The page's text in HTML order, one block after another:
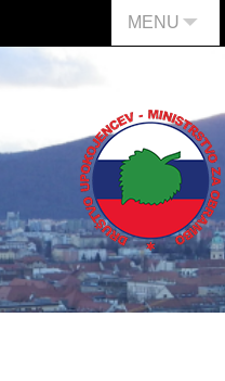
MENU